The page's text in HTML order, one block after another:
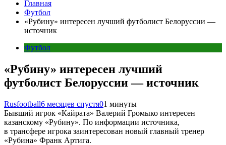
Главная
Футбол
«Рубину» интересен лучший футболист Белоруссии —
источник
Футбол
«Рубину» интересен лучший
футболист Белоруссии — источник
Rusfootball6 месяцев спустя01 минуты
Бывший игрок «Кайрата» Валерий Громыко интересен
казанскому «Рубину». По информации источника,
в трансфере игрока заинтересован новый главный тренер
«Рубина» Франк Артига.